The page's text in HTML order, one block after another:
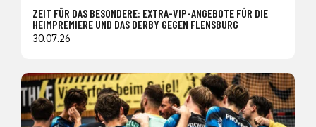
ZEIT FÜR DAS BESONDERE: EXTRA-VIP-ANGEBOTE FÜR DIE
HEIMPREMIERE UND DAS DERBY GEGEN FLENSBURG
30.07.26